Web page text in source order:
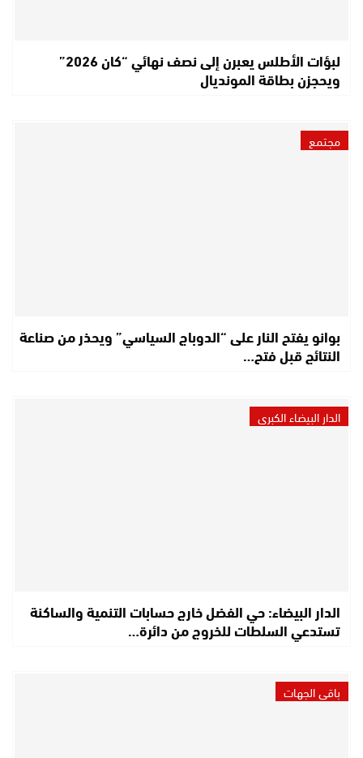
لبؤات الأطلس يعبرن إلى نصف نهائي “كان 2026”
ويحجزن بطاقة المونديال
مجتمع
بوانو يفتح النار على “الدوباج السياسي” ويحذر من صناعة
النتائج قبل فتح…
الدار البيضاء الكبرى
الدار البيضاء: حي الفضل خارج حسابات التنمية والساكنة
تستدعي السلطات للخروج من دائرة…
باقي الجهات